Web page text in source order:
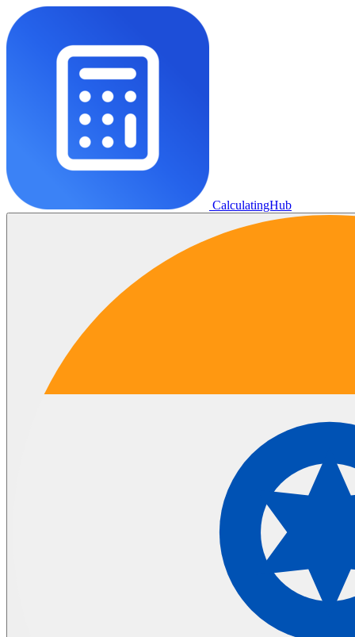
CalculatingHub